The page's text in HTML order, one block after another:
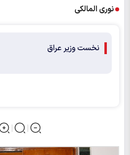
نوری المالکی
نخست وزیر عراق